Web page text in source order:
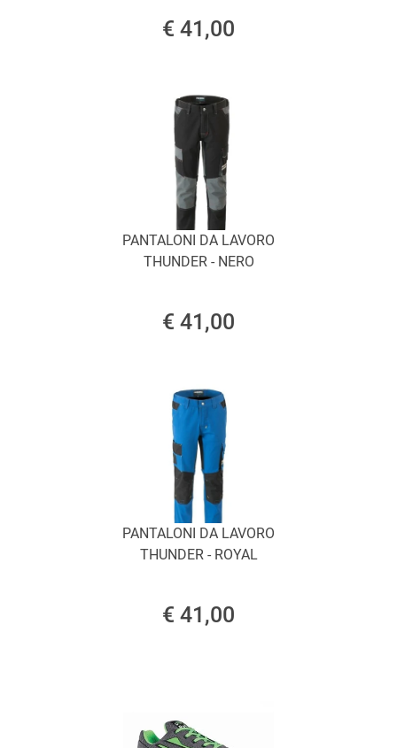
€ 41,00
PANTALONI DA LAVORO
THUNDER - NERO
€ 41,00
PANTALONI DA LAVORO
THUNDER - ROYAL
€ 41,00